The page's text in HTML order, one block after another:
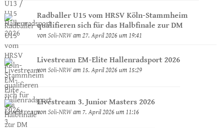
Radballer U15 vom HRSV Köln-Stammheim
qualifieren sich für das Halbfinale zur DM
vonSoli-NRWam 27. April 2026 um 19:41
Livestream EM-Elite Hallenradsport 2026
vonSoli-NRWam 15. April 2026 um 15:29
Livestream 3. Junior Masters 2026
vonSoli-NRWam 7. April 2026 um 11:16